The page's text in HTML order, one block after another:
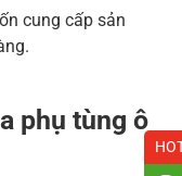
cung cấp sản
phụ tùng ô